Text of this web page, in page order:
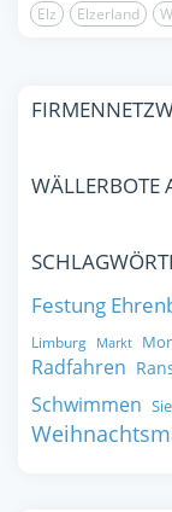
Elz Elzerland
WÄLLERBOTE
Festung
Limburg Markt
Radfahren
Schwimmen